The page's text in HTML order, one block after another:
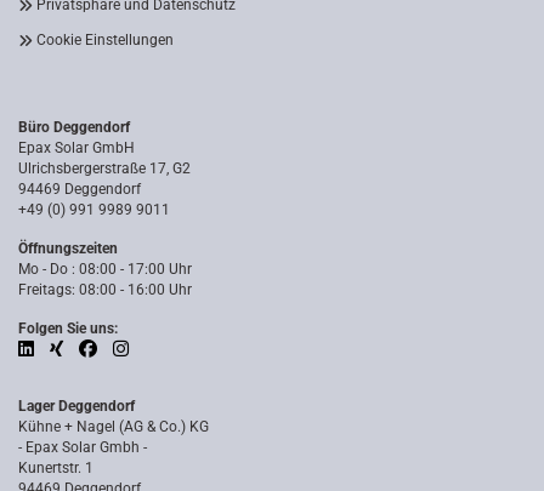
Privatsphäre und Datenschutz
Cookie Einstellungen
Büro Deggendorf
Epax Solar GmbH
Ulrichsbergerstraße 17, G2
94469 Deggendorf
+49 (0) 991 9989 9011
Öffnungszeiten
Mo - Do : 08:00 - 17:00 Uhr
Freitags: 08:00 - 16:00 Uhr
Folgen Sie uns:
Lager Deggendorf
Kühne + Nagel (AG & Co.) KG
- Epax Solar Gmbh -
Kunertstr. 1